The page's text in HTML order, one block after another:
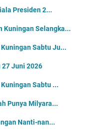
Presiden 2...
Kuningan Selangka...
Sabtu Ju...
Juni 2026
Sabtu ...
Punya Milyara...
Nanti-nan...